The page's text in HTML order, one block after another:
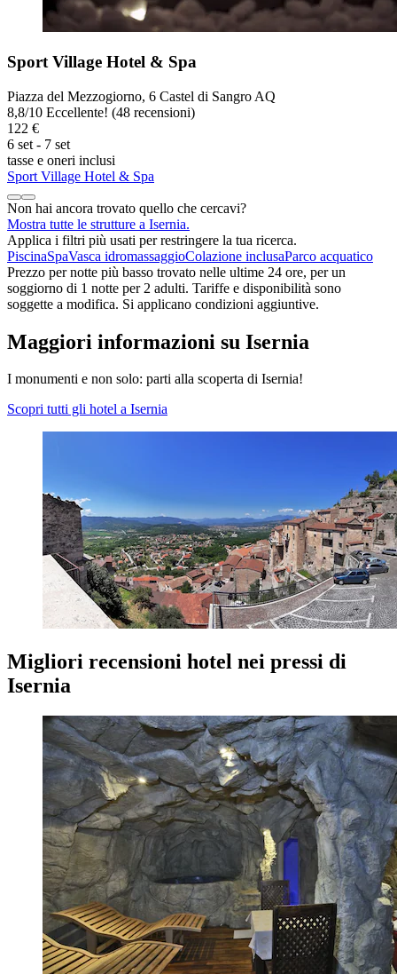
Sport Village Hotel & Spa
Piazza del Mezzogiorno, 6 Castel di Sangro AQ
8,8/10 Eccellente! (48 recensioni)
122 €
6 set - 7 set
tasse e oneri inclusi
Sport Village Hotel & Spa
Non hai ancora trovato quello che cercavi?
Mostra tutte le strutture a Isernia.
Applica i filtri più usati per restringere la tua ricerca.
PiscinaSpaVasca idromassaggioColazione inclusaParco acquatico
Prezzo per notte più basso trovato nelle ultime 24 ore, per un
soggiorno di 1 notte per 2 adulti. Tariffe e disponibilità sono
soggette a modifica. Si applicano condizioni aggiuntive.
Maggiori informazioni su Isernia
I monumenti e non solo: parti alla scoperta di Isernia!
Scopri tutti gli hotel a Isernia
Migliori recensioni hotel nei pressi di
Isernia